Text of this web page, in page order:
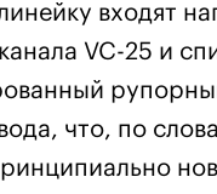
входят
VC-25 и
что, по